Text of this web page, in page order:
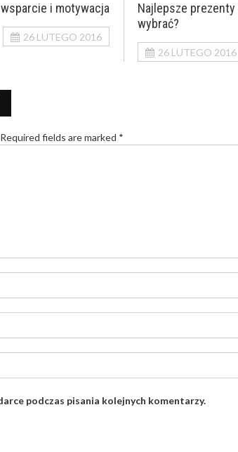
i motywacja
26 LUTEGO 2016
Najlepsze
wybrać?
26 LUTEGO 2016
fields are marked *
podczas pisania kolejnych komentarzy.